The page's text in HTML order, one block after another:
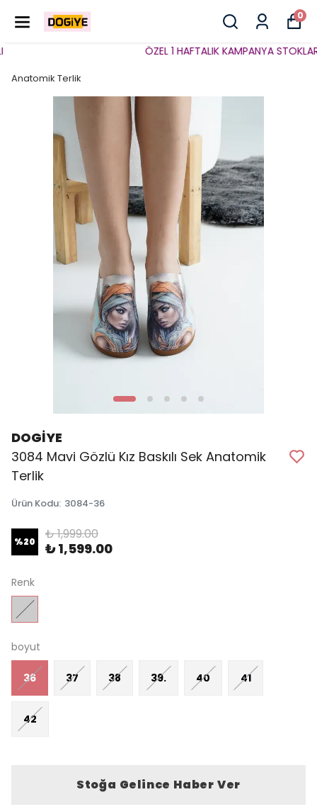
0
ÖZEL 1 HAFTALIK KAMPANYA
Anatomik Terlik
DOGİYE
3084 Mavi Gözlü Kız Baskılı Sek Anatomik
Terlik
Ürün Kodu: 3084-36
%20 ₺ 1,999.00
₺ 1,599.00
Renk
boyut
36 37 38 39. 40 41
42
Stoğa Gelince Haber Ver